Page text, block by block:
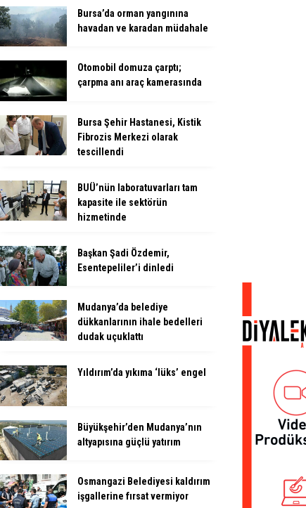
Bursa’da orman yangınına
havadan ve karadan müdahale
Otomobil domuza çarptı;
çarpma anı araç kamerasında
Bursa Şehir Hastanesi, Kistik
Fibrozis Merkezi olarak
tescillendi
BUÜ’nün laboratuvarları tam
kapasite ile sektörün
hizmetinde
Başkan Şadi Özdemir,
Esentepeliler’i dinledi
Mudanya’da belediye
dükkanlarının ihale bedelleri
dudak uçuklattı
Yıldırım’da yıkıma ‘lüks’ engel
Büyükşehir’den Mudanya’nın
altyapısına güçlü yatırım
Osmangazi Belediyesi kaldırım
işgallerine fırsat vermiyor